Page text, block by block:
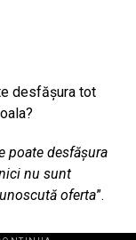
desfășura tot
poate desfășura
nu sunt
oferta”.